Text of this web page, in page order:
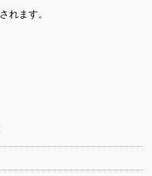
れます。